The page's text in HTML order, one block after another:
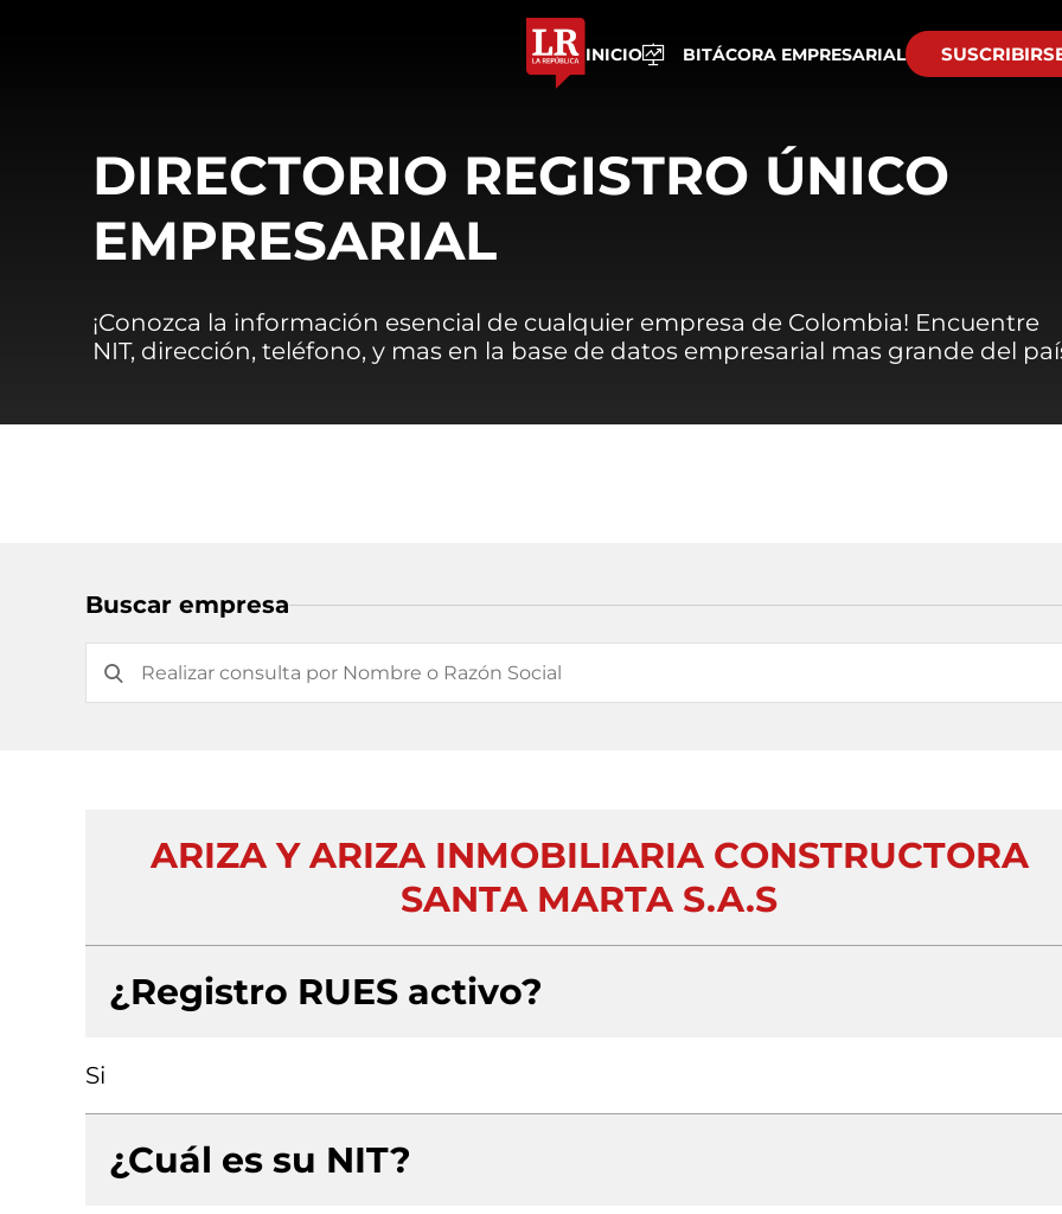
INICIO BITÁCORA EMPRESARIAL
DIRECTORIO REGISTRO ÚNICO
EMPRESARIAL
¡Conozca la información esencial de cualquier empresa de Colombia! Encuentre
NIT, dirección, teléfono, y mas en la base de datos empresarial mas grande del
Buscar empresa
ARIZA Y ARIZA INMOBILIARIA CONSTRUCTORA
SANTA MARTA S.A.S
¿Registro RUES activo?
Si
¿Cuál es su NIT?